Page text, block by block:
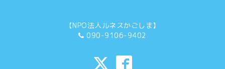
【NPO法人ルネスかごしま】
090-9106-9402